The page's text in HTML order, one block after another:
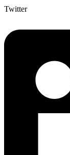
Twitter